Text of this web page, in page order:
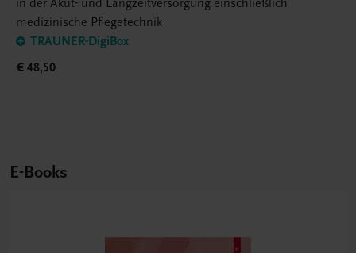
in der Akut- und Langzeitversorgung einschließlich
medizinische Pflegetechnik
TRAUNER-DigiBox
€ 48,50
E-Books